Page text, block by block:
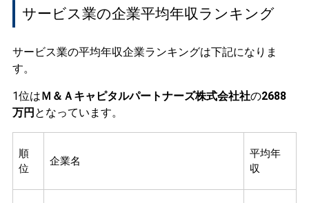
サービス業の企業平均年収ランキング
サービス業の平均年収企業ランキングは下記になりま
す。
1位はＭ＆Ａキャピタルパートナーズ株式会社社の2688
万円 となっています。
順
位
企業名
平均年
収